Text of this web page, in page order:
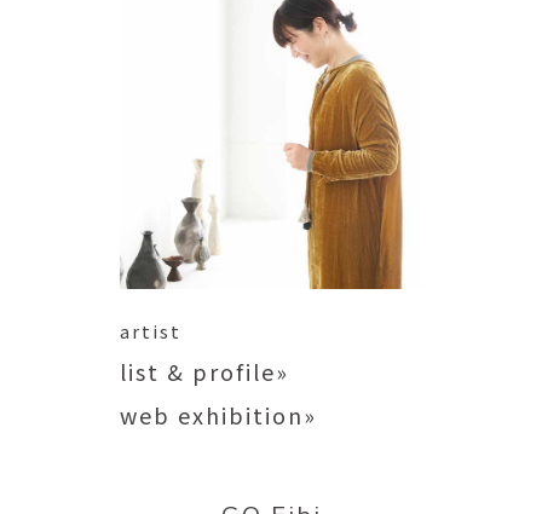
artist
list & profile»
web exhibition»